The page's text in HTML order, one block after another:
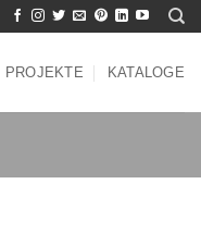
PROJEKTE KATALOGE